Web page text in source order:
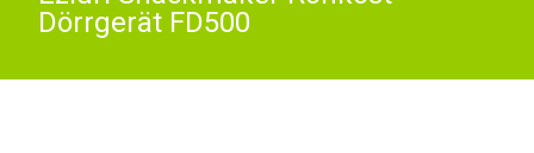
Dörrgerät FD500